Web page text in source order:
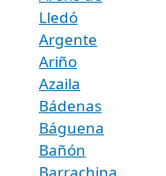
Lledó
Argente
Ariño
Azaila
Bádenas
Báguena
Bañón
Barrachina